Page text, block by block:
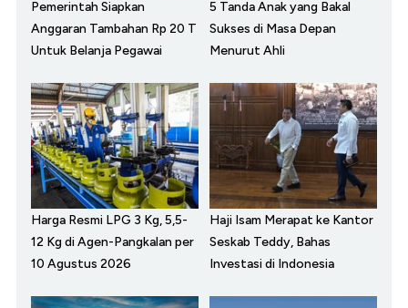
Pemerintah Siapkan
Anggaran Tambahan Rp 20 T
Untuk Belanja Pegawai
5 Tanda Anak yang Bakal
Sukses di Masa Depan
Menurut Ahli
Harga Resmi LPG 3 Kg, 5,5-
12 Kg di Agen-Pangkalan per
10 Agustus 2026
Haji Isam Merapat ke Kantor
Seskab Teddy, Bahas
Investasi di Indonesia